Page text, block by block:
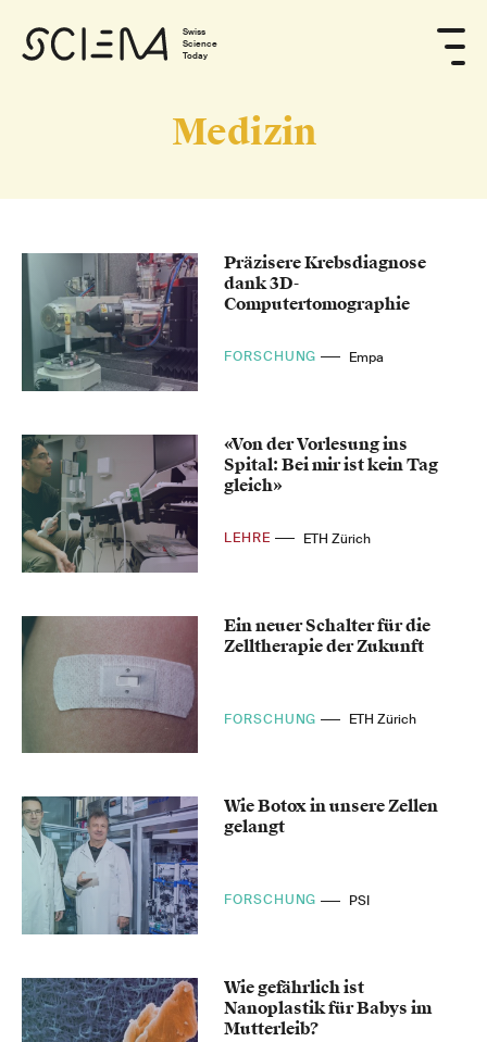
Swiss
Science
Today
Medizin
Präzisere Krebsdiagnose
dank 3D-
Computertomographie
FORSCHUNG Empa
«Von der Vorlesung ins
Spital: Bei mir ist kein Tag
gleich»
LEHRE ETH Zürich
Ein neuer Schalter für die
Zelltherapie der Zukunft
FORSCHUNG ETH Zürich
Wie Botox in unsere Zellen
gelangt
FORSCHUNG PSI
Wie gefährlich ist
Nanoplastik für Babys im
Mutterleib?